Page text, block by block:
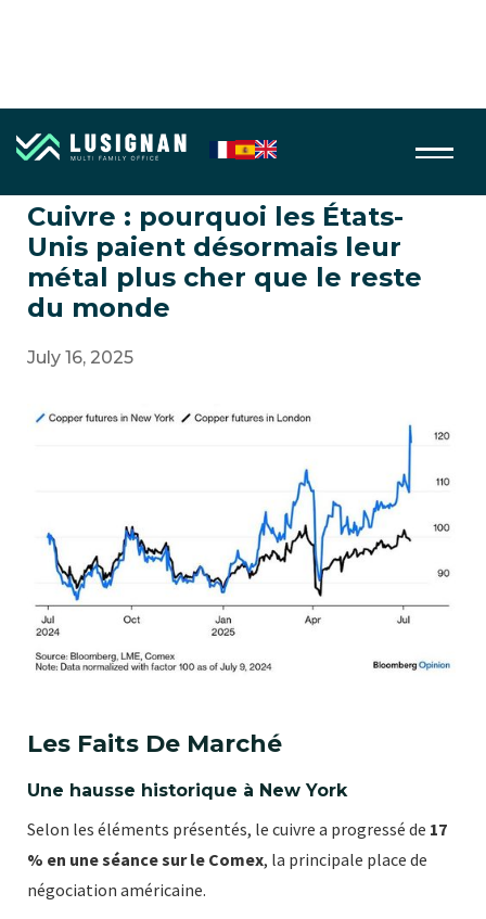
Agri & Metal non precieux
Cuivre : pourquoi les États-
Unis paient désormais leur
métal plus cher que le reste
du monde
July 16, 2025
Les Faits De Marché
Une hausse historique à New York
Selon les éléments présentés, le cuivre a progressé de 17
% en une séance sur le Comex, la principale place de
négociation américaine.